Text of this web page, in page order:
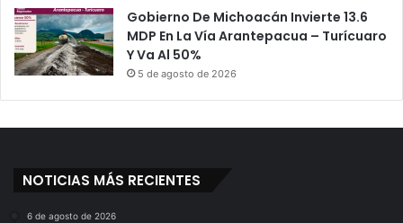
Gobierno De Michoacán Invierte 13.6
MDP En La Vía Arantepacua – Turícuaro
Y Va Al 50%
5 de agosto de 2026
NOTICIAS MÁS RECIENTES
6 de agosto de 2026